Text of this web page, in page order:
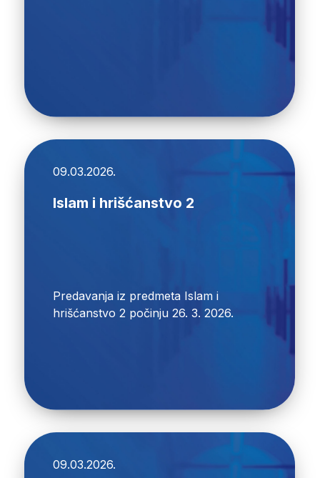
09.03.2026.
Islam i hrišćanstvo 2
Predavanja iz predmeta Islam i
hrišćanstvo 2 počinju 26. 3. 2026.
09.03.2026.